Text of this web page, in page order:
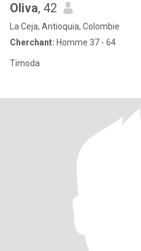
Oliva, 42
La Ceja, Antioquia, Colombie
Cherchant: Homme 37 - 64
Timoda